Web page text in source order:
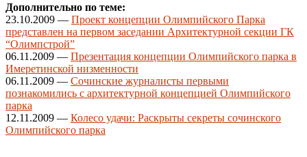
Дополнительно по теме:
23.10.2009 — Проект концепции Олимпийского Парка
представлен на первом заседании Архитектурной секции ГК
“Олимпстрой”
06.11.2009 — Презентация концепции Олимпийского парка в
Имеретинской низменности
06.11.2009 — Сочинские журналисты первыми
познакомились с архитектурной концепцией Олимпийского
парка
12.11.2009 — Колесо удачи: Раскрыты секреты сочинского
Олимпийского парка